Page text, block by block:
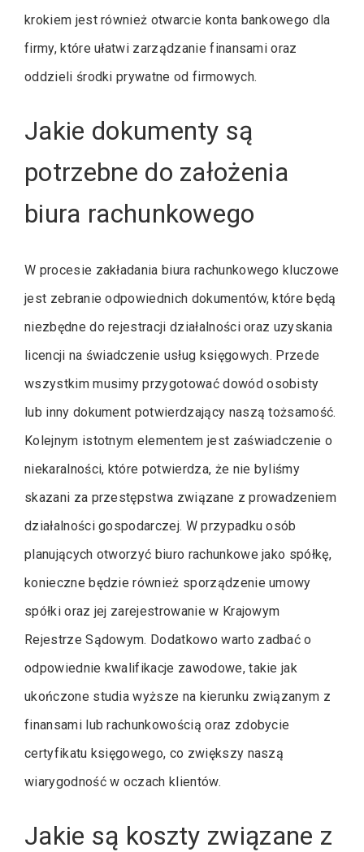
krokiem jest również otwarcie konta bankowego dla
firmy, które ułatwi zarządzanie finansami oraz
oddzieli środki prywatne od firmowych.
Jakie dokumenty są
potrzebne do założenia
biura rachunkowego
W procesie zakładania biura rachunkowego kluczowe
jest zebranie odpowiednich dokumentów, które będą
niezbędne do rejestracji działalności oraz uzyskania
licencji na świadczenie usług księgowych. Przede
wszystkim musimy przygotować dowód osobisty
lub inny dokument potwierdzający naszą tożsamość.
Kolejnym istotnym elementem jest zaświadczenie o
niekaralności, które potwierdza, że nie byliśmy
skazani za przestępstwa związane z prowadzeniem
działalności gospodarczej. W przypadku osób
planujących otworzyć biuro rachunkowe jako spółkę,
konieczne będzie również sporządzenie umowy
spółki oraz jej zarejestrowanie w Krajowym
Rejestrze Sądowym. Dodatkowo warto zadbać o
odpowiednie kwalifikacje zawodowe, takie jak
ukończone studia wyższe na kierunku związanym z
finansami lub rachunkowością oraz zdobycie
certyfikatu księgowego, co zwiększy naszą
wiarygodność w oczach klientów.
Jakie są koszty związane z